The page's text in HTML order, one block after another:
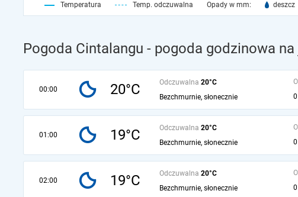
Temperatura Temp. odczuwalna Opady w mm: deszcz
Pogoda Cintalangu - pogoda godzinowa
00:00 20°C Odczuwalna 20°C
Bezchmurnie, słonecznie
01:00 19°C Odczuwalna 20°C
Bezchmurnie, słonecznie
02:00 19°C Odczuwalna 20°C
Bezchmurnie, słonecznie